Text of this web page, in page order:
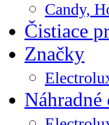
Candy,
Čistiace
Značky